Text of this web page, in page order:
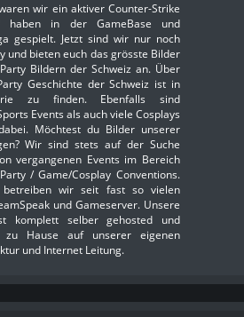
wir ein aktiver Counter-Strike
haben in der GameBase und
gespielt. Jetzt sind wir nur noch
und bieten euch das grösste Bilder
Bildern der Schweiz an. Über
Geschichte der Schweiz ist in
zu finden. Ebenfalls sind
Events als auch viele Cosplays
Möchtest du Bilder unserer
Wir sind stets auf der Suche
vergangenen Events im Bereich
/ Game/Cosplay Conventions.
betreiben wir seit fast so vielen
und Gameserver. Unsere
komplett selber gehosted und
zu Hause auf unserer eigenen
und Internet Leitung.